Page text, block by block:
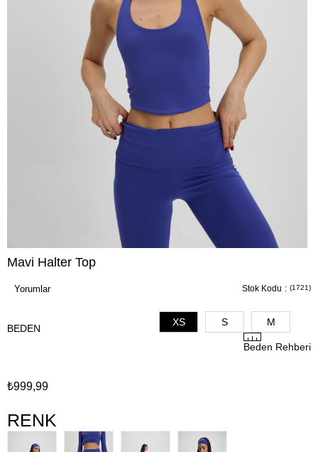
Mavi Halter Top
Yorumlar Stok Kodu (1721)
BEDEN
XS S M
Beden Rehberi
₺999,99
RENK